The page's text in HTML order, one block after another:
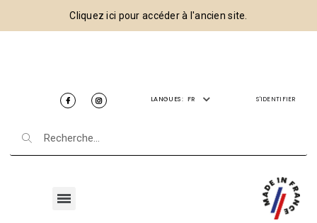
Cliquez ici pour accéder à l'ancien site.
LANGUES : FR S'IDENTIFIER